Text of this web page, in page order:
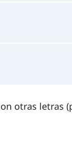
otras letras